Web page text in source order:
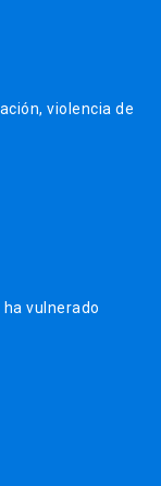
violencia de
vulnerado